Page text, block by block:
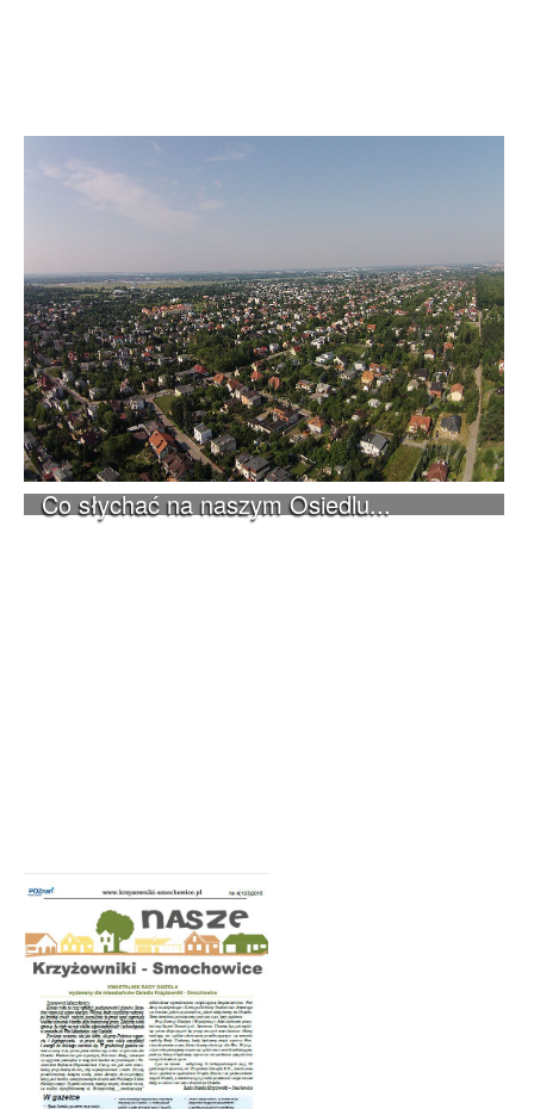
Co słychać na naszym Osiedlu...